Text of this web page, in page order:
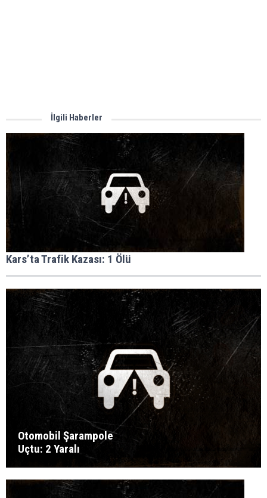
İlgili Haberler
Kars’ta Trafik Kazası: 1 Ölü
Otomobil Şarampole
Uçtu: 2 Yaralı